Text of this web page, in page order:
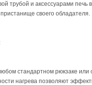
трубой и аксессуарами печь
своего обладателя.
стандартном рюкзаке или
нагрева позволяют